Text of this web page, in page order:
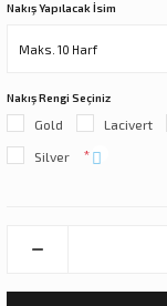
Nakış Yapılacak İsim
Nakış Rengi Seçiniz
Gold Lacivert
Silver *